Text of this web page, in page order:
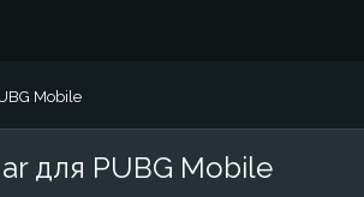
Mobile
для PUBG Mobile